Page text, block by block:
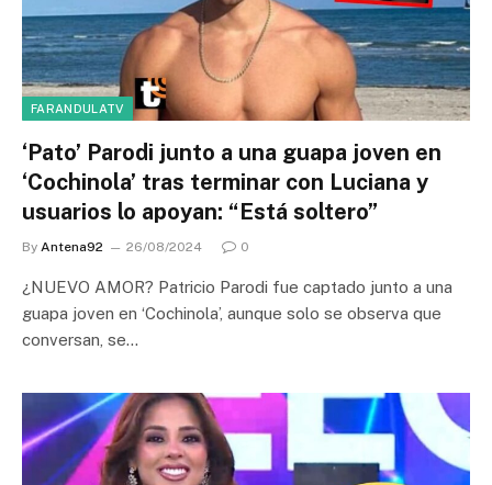
FARANDULATV
‘Pato’ Parodi junto a una guapa joven en
‘Cochinola’ tras terminar con Luciana y
usuarios lo apoyan: “Está soltero”
By Antena92 26/08/2024 0
¿NUEVO AMOR? Patricio Parodi fue captado junto a una
guapa joven en ‘Cochinola’, aunque solo se observa que
conversan, se…